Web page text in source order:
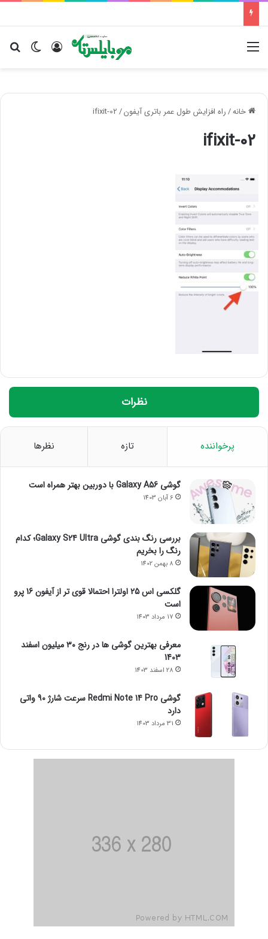
تغییر ورود
خانه/راه افزایش طول عمر باتری آیفون/
ifixit-02
ifixit-02
نظرات
پرخواننده تازه نظرها
گوشی Galaxy A56 با دوربین بهتر همراه است
6 آبان 1403
بررسی رنگ بندی گوشی Galaxy S24 Ultra؛ کدام
رنگ را بخریم
8 بهمن 1402
گلکسی اس 25 اولترا احتمالا قوی تر از آیفون 16 پرو
است
17 مرداد 1403
معرفی بهترین گوشی ها در رنج ۳۰ میلیون اسفند
1403
28 اسفند 1403
گوشی Redmi Note 14 Pro سرعت شارژ 90 واتی
دارد
31 مرداد 1403